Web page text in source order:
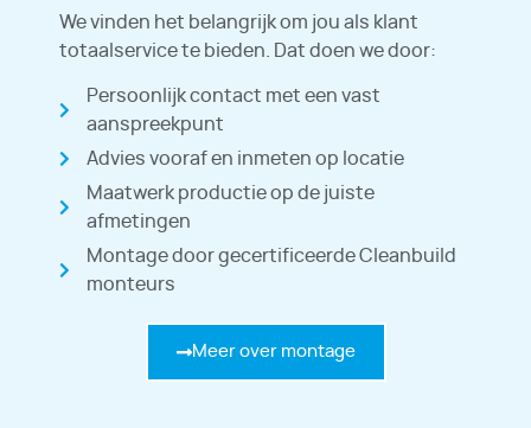
We vinden het belangrijk om jou als klant
totaalservice te bieden. Dat doen we door:
Persoonlijk contact met een vast
aanspreekpunt
Advies vooraf en inmeten op locatie
Maatwerk productie op de juiste
afmetingen
Montage door gecertificeerde Cleanbuild
monteurs
Meer over montage